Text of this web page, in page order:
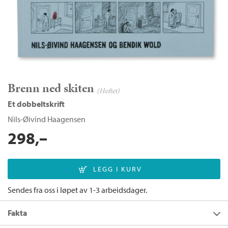
Brenn ned skiten (Heftet)
Et dobbeltskrift
Nils-Øivind Haagensen
298,–
Sendes fra oss i løpet av 1-3 arbeidsdager.
Fakta